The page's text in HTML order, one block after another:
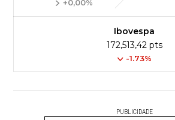
+0,00%
Ibovespa
172,513,42 pts
-1.73%
PUBLICIDADE